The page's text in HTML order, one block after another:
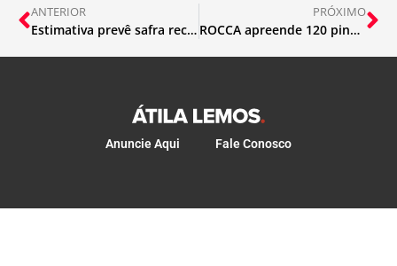
ANTERIOR
Estimativa prevê safra recorde de grãos em 2021
PRÓXIMO
ROCCA apreende 120 pinos e pé de maconha
Anuncie Aqui Fale Conosco